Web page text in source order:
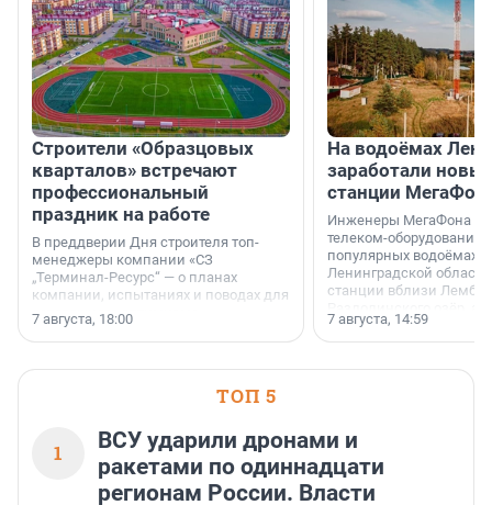
Строители «Образцовых
кварталов» встречают
профессиональный
праздник на работе
В преддверии Дня строителя топ-
менеджеры компании «СЗ
„Терминал-Ресурс“ — о планах
компании, испытаниях и поводах для
осторожного оптимизма.
7 августа, 18:00
На водоёмах
заработали
станции
Инженеры МегаФона
телеком-оборудование
популярных водоёмах
Ленинградской
станции вблизи
недалеко от Большого
водопада.
7 августа, 14:59
ТОП 5
1
ВСУ ударили дронами и
ракетами по одиннадцати
регионам России. Власти